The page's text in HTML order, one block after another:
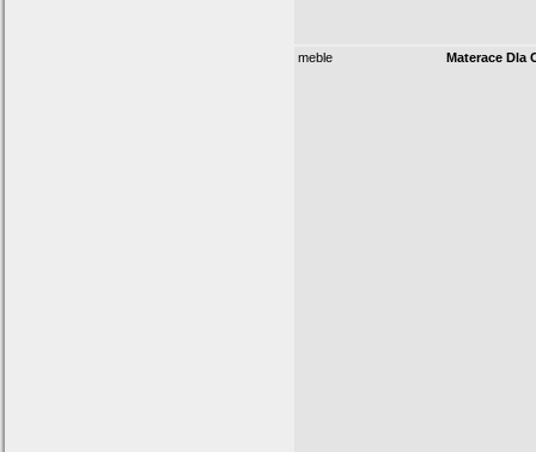
meble Materace Dla